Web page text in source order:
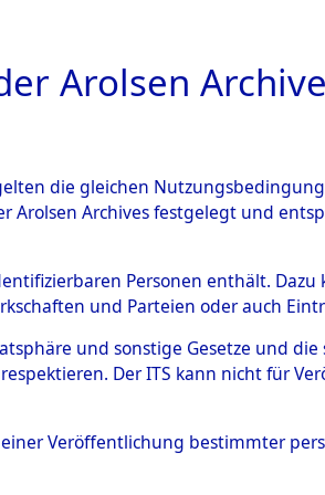
BILD
- Fronberg.→
Arolsen
die gleichen
Arolsen Archives festgelegt und
Personen enthält.
und Parteien oder auch
und sonstige Gesetze und
Der ITS kann nicht für
Veröffentlichung bestimmter